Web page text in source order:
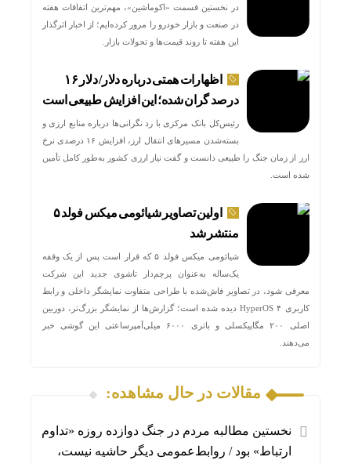
در نخستین قسمت «اکوماشین»، مهم‌ترین اتفاقات هفته
در صنعت و بازار خودرو را مرور کرده‌ایم؛ از اخبار اثرگذار
این هفته تا روند قیمت‌ها و تحولات بازار.
اظهارات همتی درباره دلار/ دلار ۱۶
درصد گران شده؛ این افزایش طبیعی است
رئیس‌کل بانک مرکزی با رد نگرانی‌ها درباره منابع ارزی و
بسته‌شدن مسیرهای انتقال ارز، افزایش ۱۶ درصدی نرخ
ارز از زمان جنگ را طبیعی دانست و گفت نیاز ارزی کشور به‌طور کامل تأمین
شده است.
اولین تصاویر شیائومی میکس فولد ۵
منتشر شد
شیائومی میکس فولد ۵ که قرار است پس از یک وقفه
یک‌ساله به‌عنوان پرچم‌دار تاشوی جدید این شرکت
معرفی شود، در تصاویر فاش‌شده با طراحی متفاوت نمایشگر داخلی و رابط
کاربری HyperOS ۴ دیده شده است؛ گزارش‌ها از نمایشگر بزرگ‌تر، دوربین
اصلی ۲۰۰ مگاپیکسلی و باتری ۶۰۰۰ میلی‌آمپرساعتی این گوشی خبر
می‌دهند.
مقالات در حال مشاهده:
نخستین مطالبه مردم در جنگ دوازده روزه «تداوم
ارتباط» بود / روابط‌عمومی دیگر حاشیه نیست،